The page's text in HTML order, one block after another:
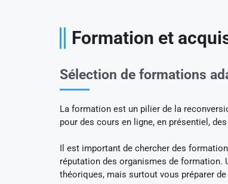
Formation et
Sélection de formations
La formation est un pilier de la
pour des cours en ligne, en présentiel,
Il est important de chercher des
réputation des organismes de formation.
théoriques, mais surtout vous préparer